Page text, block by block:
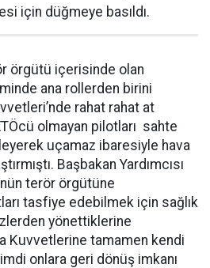
için düğmeye basıldı.
örgütü içerisinde olan
ana rollerden birini
rahat rahat at
olmayan pilotları sahte
uçamaz ibaresiyle hava
Başbakan Yardımcısı
terör örgütüne
tasfiye edebilmek için sağlık
yönettiklerine
Kuvvetlerine tamamen kendi
onlara geri dönüş imkanı